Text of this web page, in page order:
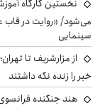
نخستین کارگاه
می‌شود/ «روایت در
سینمایی
از مزارشریف تا
خبر را زنده نگه داشتند
هند جنگنده فرانسوی